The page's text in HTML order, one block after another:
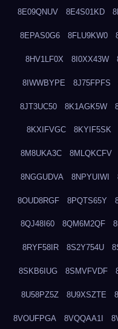
8E09QNUV 8E4S01KD
8EPAS0G6 8FLU9KW0
8HV1LF0X 8I0XX43W
8IWWBYPE 8J75FPFS
8JT3UC50 8K1AGK5W
8KXIFVGC 8KYIF5SK
8M8UKA3C 8MLQKCFV
8NGGUDVA 8NPYUIWI
8OUD8RGF 8PQTS65Y
8QJ48I60 8QM6M2QF
8RYF58IR 8S2Y754U
8SKB6IUG 8SMVFVDF
8U58PZ5Z 8U9XSZTE
8VOUFPGA 8VQQAA1I